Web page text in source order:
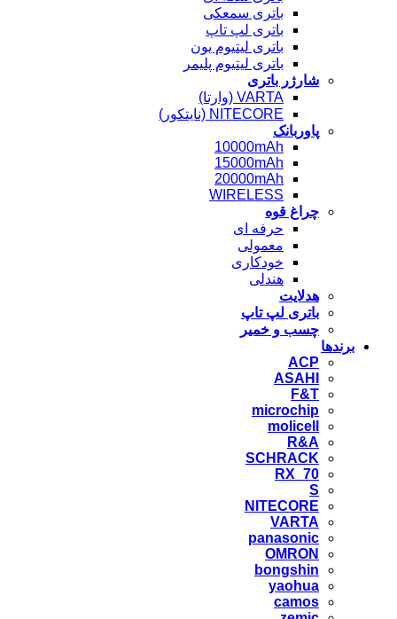
باتری سمعکی
باتری لپ تاپ
باتری لیتیوم یون
باتری لیتیوم پلیمر
شارژر باتری
VARTA (وارتا)
NITECORE (نایتکور)
پاوربانک
10000mAh
15000mAh
20000mAh
WIRELESS
چراغ قوه
حرفه ای
معمولی
خودکاری
هندلی
هدلایت
باتری لپ تاپ
چسب و خمیر
برندها
ACP
ASAHI
F&T
microchip
molicell
R&A
SCHRACK
RX_70
S
NITECORE
VARTA
panasonic
OMRON
bongshin
yaohua
camos